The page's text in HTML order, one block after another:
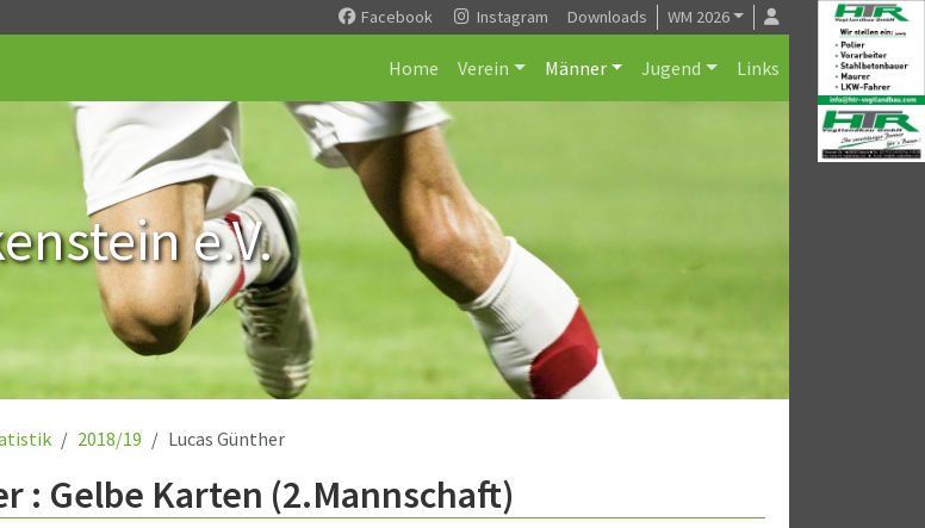
Facebook Instagram Downloads WM 2026
Home Verein Männer Jugend Links
e.V.
2018/19 Lucas Günther
: Gelbe Karten (2.Mannschaft)